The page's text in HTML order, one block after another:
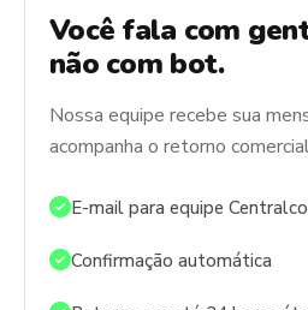
Você fala com
não com bot.
Nossa equipe recebe sua
acompanha o retorno
E-mail para equipe
Confirmação automática